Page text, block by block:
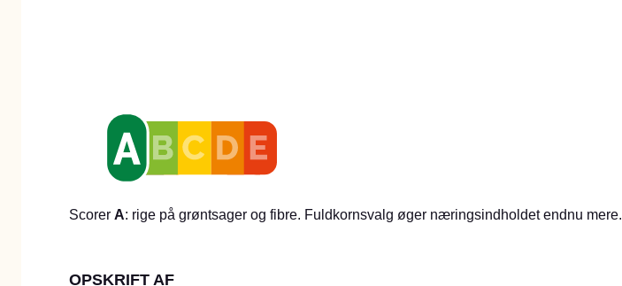
Scorer A: rige på grøntsager og fibre. Fuldkornsvalg øger næringsindholdet endnu mere.
OPSKRIFT AF